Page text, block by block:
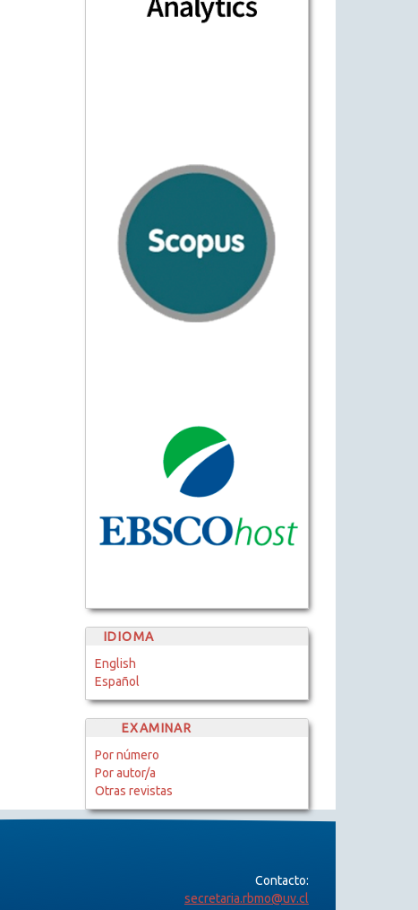
IDIOMA
English
Español
EXAMINAR
Por número
Por autor/a
Otras revistas
Contacto:
secretaria.rbmo@uv.cl